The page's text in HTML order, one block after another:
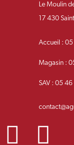
Le Moulin
17 430
Accueil :
Magasin :
SAV : 05